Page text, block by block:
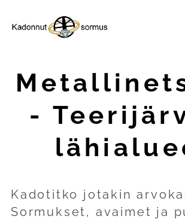
-
Kadotitko jotakin
Sormukset, avaimet ja